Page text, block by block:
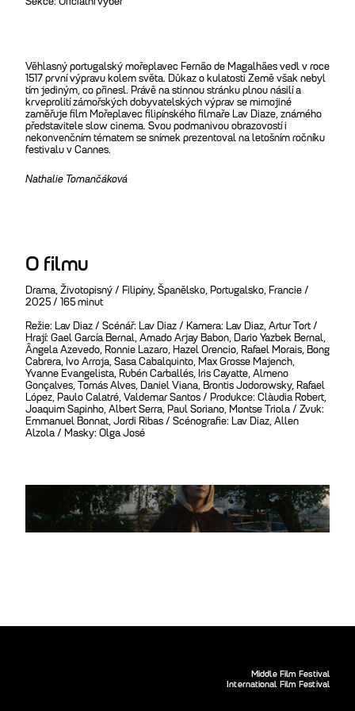
Věhlasný portugalský mořeplavec Fernão de Magalhães vedl v roce
1517 první výpravu kolem světa. Důkaz o kulatosti Země však nebyl
tím jediným, co přinesl. Právě na stinnou stránku plnou násilí a
krveprolití zámořských dobyvatelských výprav se mimojiné
zaměřuje film Mořeplavec filipínského filmaře Lav Diaze, známého
představitele slow cinema. Svou podmanivou obrazovostí i
nekonvenčním tématem se snímek prezentoval na letošním ročníku
festivalu v Cannes.
Nathalie Tomančáková
O filmu
Drama, Životopisný / Filipíny, Španělsko, Portugalsko, Francie /
2025 / 165 minut
Režie: Lav Diaz / Scénář: Lav Diaz / Kamera: Lav Diaz, Artur Tort /
Hrají: Gael García Bernal, Amado Arjay Babon, Dario Yazbek Bernal,
Ângela Azevedo, Ronnie Lazaro, Hazel Orencio, Rafael Morais, Bong
Cabrera, Ivo Arroja, Sasa Cabalquinto, Max Grosse Majench,
Yvanne Evangelista, Rubén Carballés, Iris Cayatte, Almeno
Gonçalves, Tomás Alves, Daniel Viana, Brontis Jodorowsky, Rafael
López, Paulo Calatré, Valdemar Santos / Produkce: Clàudia Robert,
Joaquim Sapinho, Albert Serra, Paul Soriano, Montse Triola / Zvuk:
Emmanuel Bonnat, Jordi Ribas / Scénografie: Lav Diaz, Allen
Alzola / Masky: Olga José
Middle Film Festival
International Film Festival